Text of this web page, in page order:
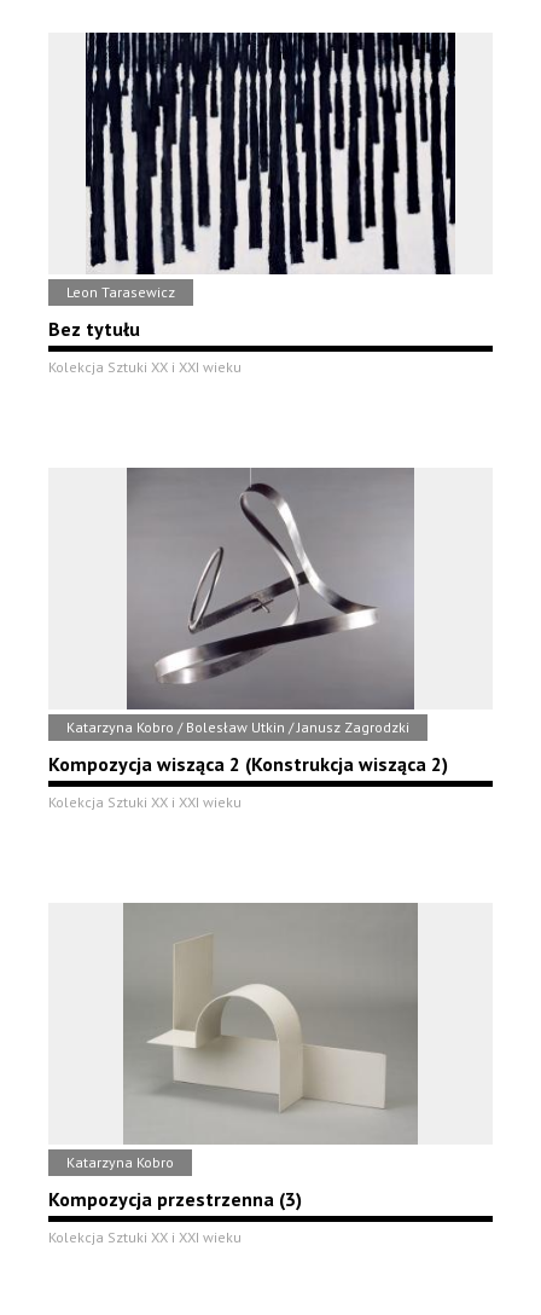
Leon Tarasewicz
Bez tytułu
Kolekcja Sztuki XX i XXI wieku
Katarzyna Kobro / Bolesław Utkin / Janusz Zagrodzki
Kompozycja wisząca 2 (Konstrukcja wisząca 2)
Kolekcja Sztuki XX i XXI wieku
Katarzyna Kobro
Kompozycja przestrzenna (3)
Kolekcja Sztuki XX i XXI wieku